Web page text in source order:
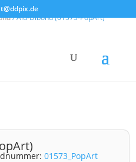
/ Alu-Dibond (01573-PopArt)
01573_PopArt